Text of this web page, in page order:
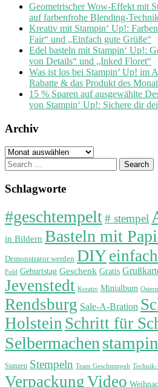
Geometrischer Wow-Effekt mit
auf farbenfrohe Blending-
Kreativ mit Stampin‘ Up!:
Fair“ und „Einfach gute Grüße“
Edel basteln mit Stampin‘ Up!:
von Details“ und „Inked Floret“
Was ist los bei Stampin’ Up! im
Rabatte & das Produkt des
15 % Sparen auf ausgewählte
von Stampin‘ Up!: Sichere dir
Archiv
Archiv
Search
for:
Schlagworte
#geschtempelt# stempel
in Bildern Basteln mit
Demonstrator werden DIYeinfach
Fold Geburtstag Geschenk Gratis
Jevenstedt Kreativ Minialbum Ostern
Rendsburg Sale-A-Bration
Holstein Schritt für
Selbermachen
Stanzen Stempeln Team Geschtempelt Technik-
VerpackungVideo